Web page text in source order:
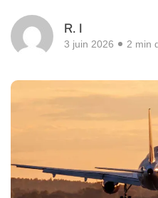
R. I
3 juin 2026 2 min